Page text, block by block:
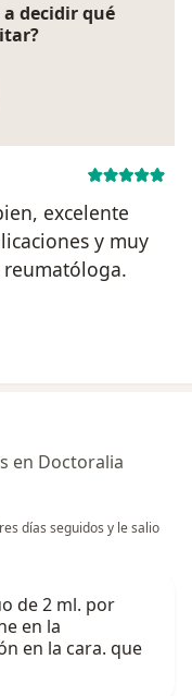
decidir qué
excelente
y muy
Cuenta eliminada
en Doctoralia
días seguidos y le salio
de 2 ml. por
en la
en la cara. que